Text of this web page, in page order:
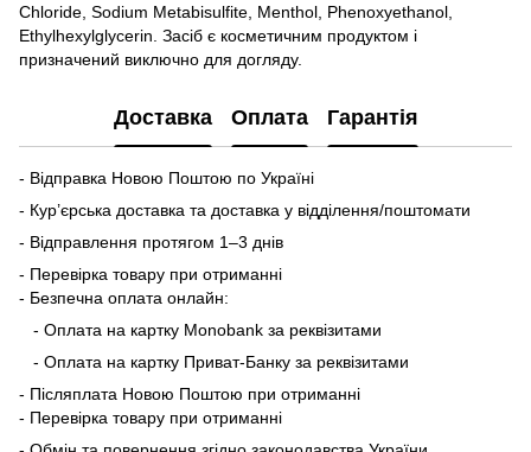
Chloride, Sodium Metabisulfite, Menthol, Phenoxyethanol,
Ethylhexylglycerin. Засіб є косметичним продуктом і
призначений виключно для догляду.
Доставка Оплата Гарантія
- Відправка Новою Поштою по Україні
- Кур’єрська доставка та доставка у відділення/поштомати
- Відправлення протягом 1–3 днів
- Перевірка товару при отриманні
- Безпечна оплата онлайн:
- Оплата на картку Monobank за реквізитами
- Оплата на картку Приват-Банку за реквізитами
- Післяплата Новою Поштою при отриманні
- Перевірка товару при отриманні